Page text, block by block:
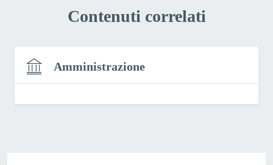
Contenuti correlati
Amministrazione